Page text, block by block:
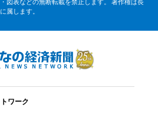
属します。
ワーク